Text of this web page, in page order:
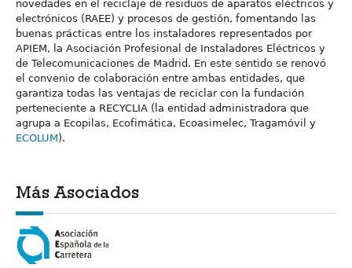
novedades en el reciclaje de residuos de aparatos eléctricos y
electrónicos (RAEE) y procesos de gestión, fomentando las
buenas prácticas entre los instaladores representados por
APIEM, la Asociación Profesional de Instaladores Eléctricos y
de Telecomunicaciones de Madrid. En este sentido se renovó
el convenio de colaboración entre ambas entidades, que
garantiza todas las ventajas de reciclar con la fundación
perteneciente a RECYCLIA (la entidad administradora que
agrupa a Ecopilas, Ecofimática, Ecoasimelec, Tragamóvil y
ECOLUM).
Más Asociados